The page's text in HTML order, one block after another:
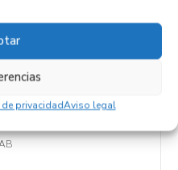
privacidadAviso legal
DELANTERO
(TTG)CYRB